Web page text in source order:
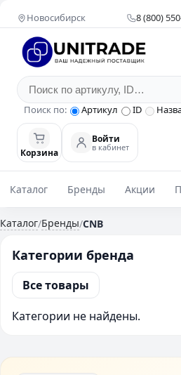
Новосибирск 8 (800)
Поиск по: Артикул ID
Корзина
Войти
в кабинет
Каталог Бренды Акции
Каталог/Бренды/CNB
Категории бренда
Все товары
Категории не найдены.